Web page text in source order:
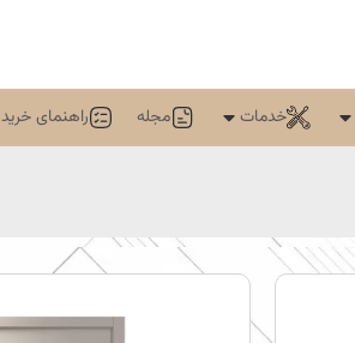
خدمات مجله راهنمای خرید